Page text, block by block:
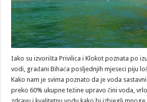
Iako su izvorišta Privilica i Klokot poznata po
vodi, građani Bihaća posljednjih mjeseci piju
Kako nam je svima poznato da je voda
preko 60% ukupne težine upravo čini voda,